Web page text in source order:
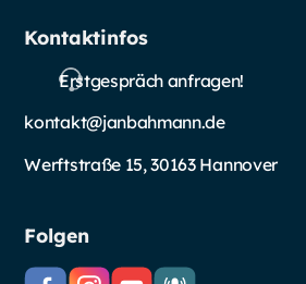
Kontaktinfos
Erstgespräch anfragen!
kontakt@janbahmann.de
Werftstraße 15, 30163 Hannover
Folgen